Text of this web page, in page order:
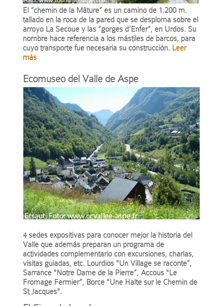
El “chemin de la Mâture” es un camino de 1.200 m.
tallado en la roca de la pared que se desploma sobre el
arroyo La Secoue y las “gorges d’Enfer”, en Urdos. Su
nombre hace referencia a los mástiles de barcos, para
cuyo transporte fue necesaria su construcción. Leer
más
Ecomuseo del Valle de Aspe
4 sedes expositivas para conocer mejor la historia del
Valle que además preparan un programa de
actividades complementario con excursiones, charlas,
visitas guiadas, etc. Lourdios "Un Village se raconte”,
Sarrance "Notre Dame de la Pierre”, Accous "Le
Fromage Fermier”, Borce "Une Halte sur le Chemin de
St Jacques".